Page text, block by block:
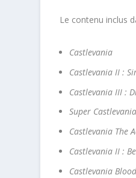
Le contenu inclus
Castlevania
Castlevania II :
Castlevania III :
Super
Castlevania The
Castlevania II :
Castlevania